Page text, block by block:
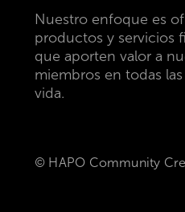
Nuestro enfoque es
productos y servicios
que aporten valor a
miembros en todas
vida.
© HAPO Community